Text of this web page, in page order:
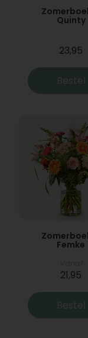
Quinty
23,95
Bestel
Femke
21,95
Bestel